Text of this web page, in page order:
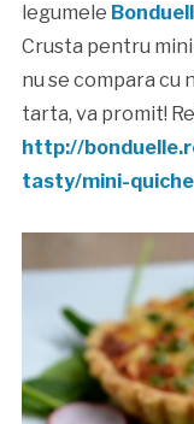
legumele
Crusta pentru
nu se compara cu
tarta, va promit!
http://
tasty/mini-